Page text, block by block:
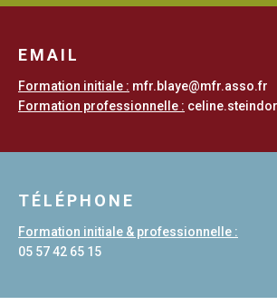
EMAIL
Formation initiale : mfr.blaye@mfr.asso.fr
Formation professionnelle :
TÉLÉPHONE
Formation initiale & professionnelle :
05 57 42 65 15